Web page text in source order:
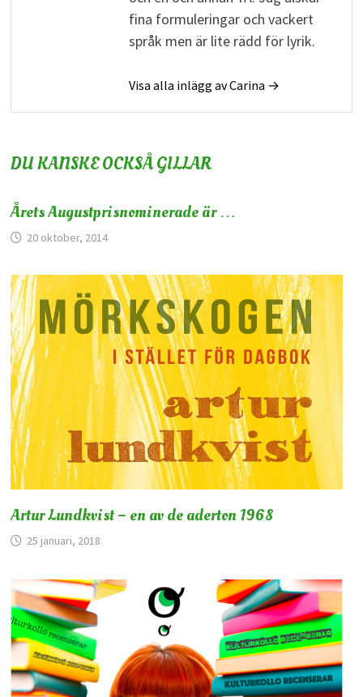
fina formuleringar och vackert
språk men är lite rädd för lyrik.
Visa alla inlägg av Carina →
DU KANSKE OCKSÅ GILLAR
Årets Augustprisnominerade är …
20 oktober, 2014
Artur Lundkvist – en av de aderton 1968
25 januari, 2018